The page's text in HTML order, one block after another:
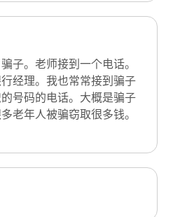
子。老师接到一个电话。
经理。我也常常接到骗子
号码的电话。大概是骗子
老年人被骗窃取很多钱。